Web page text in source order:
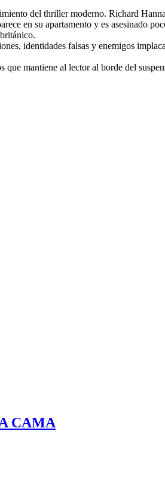
del thriller moderno. Richard
en su apartamento y es asesinado
identidades falsas y enemigos
mantiene al lector al borde del
CAMA